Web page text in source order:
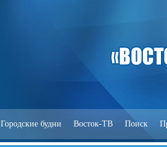
Городские будни Восток-ТВ Поиск